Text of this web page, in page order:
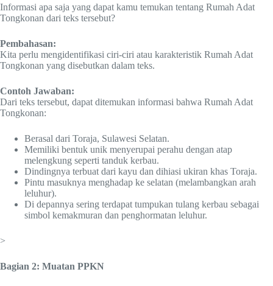
Informasi apa saja yang dapat kamu temukan tentang Rumah Adat
Tongkonan dari teks tersebut?
Pembahasan:
Kita perlu mengidentifikasi ciri-ciri atau karakteristik Rumah Adat
Tongkonan yang disebutkan dalam teks.
Contoh Jawaban:
Dari teks tersebut, dapat ditemukan informasi bahwa Rumah Adat
Tongkonan:
Berasal dari Toraja, Sulawesi Selatan.
Memiliki bentuk unik menyerupai perahu dengan atap
melengkung seperti tanduk kerbau.
Dindingnya terbuat dari kayu dan dihiasi ukiran khas Toraja.
Pintu masuknya menghadap ke selatan (melambangkan arah
leluhur).
Di depannya sering terdapat tumpukan tulang kerbau sebagai
simbol kemakmuran dan penghormatan leluhur.
>
Bagian 2: Muatan PPKN